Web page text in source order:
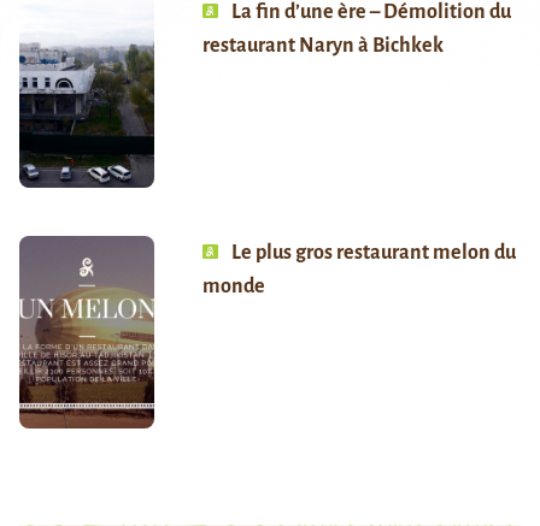
La fin d’une ère – Démolition du
restaurant Naryn à Bichkek
Le plus gros restaurant melon du
monde